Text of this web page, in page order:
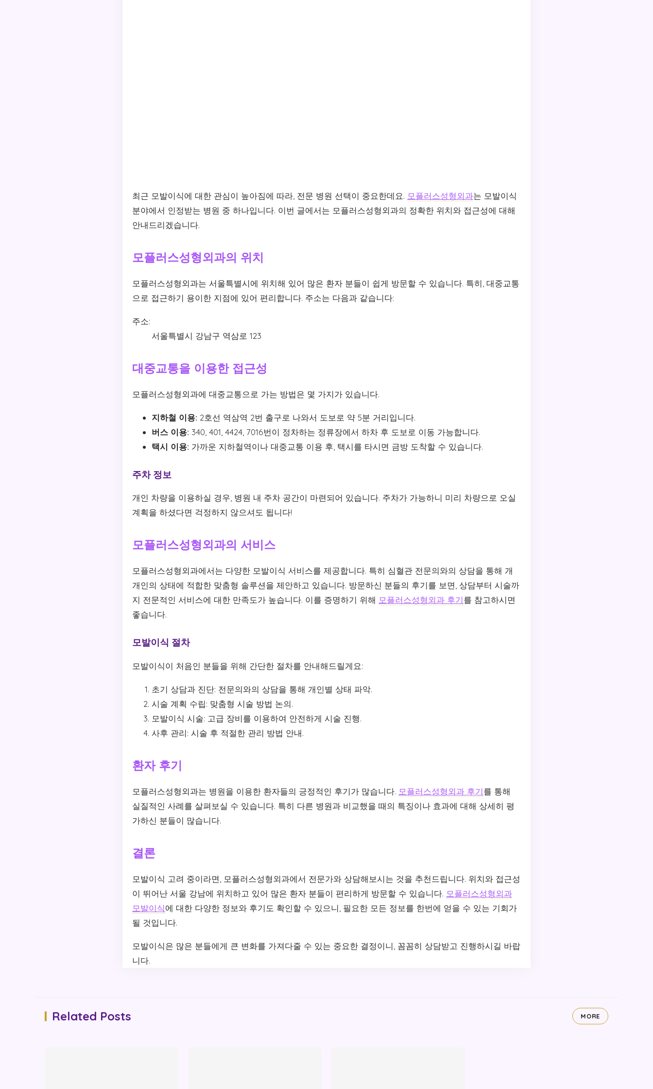
최근 모발이식에 대한 관심이 높아짐에 따라, 전문 병원 선택이 중요한데요. 모플러스성형외과는 모발이식
분야에서 인정받는 병원 중 하나입니다. 이번 글에서는 모플러스성형외과의 정확한 위치와 접근성에 대해
안내드리겠습니다.
모플러스성형외과의 위치
모플러스성형외과는 서울특별시에 위치해 있어 많은 환자 분들이 쉽게 방문할 수 있습니다. 특히, 대중교통
으로 접근하기 용이한 지점에 있어 편리합니다. 주소는 다음과 같습니다:
주소:
서울특별시 강남구 역삼로 123
대중교통을 이용한 접근성
모플러스성형외과에 대중교통으로 가는 방법은 몇 가지가 있습니다.
지하철 이용: 2호선 역삼역 2번 출구로 나와서 도보로 약 5분 거리입니다.
버스 이용: 340, 401, 4424, 7016번이 정차하는 정류장에서 하차 후 도보로 이동 가능합니다.
택시 이용: 가까운 지하철역이나 대중교통 이용 후, 택시를 타시면 금방 도착할 수 있습니다.
주차 정보
개인 차량을 이용하실 경우, 병원 내 주차 공간이 마련되어 있습니다. 주차가 가능하니 미리 차량으로 오실
계획을 하셨다면 걱정하지 않으셔도 됩니다!
모플러스성형외과의 서비스
모플러스성형외과에서는 다양한 모발이식 서비스를 제공합니다. 특히 심혈관 전문의와의 상담을 통해 개
개인의 상태에 적합한 맞춤형 솔루션을 제안하고 있습니다. 방문하신 분들의 후기를 보면, 상담부터 시술까
지 전문적인 서비스에 대한 만족도가 높습니다. 이를 증명하기 위해 모플러스성형외과 후기를 참고하시면
좋습니다.
모발이식 절차
모발이식이 처음인 분들을 위해 간단한 절차를 안내해드릴게요:
초기 상담과 진단: 전문의와의 상담을 통해 개인별 상태 파악.
시술 계획 수립: 맞춤형 시술 방법 논의.
모발이식 시술: 고급 장비를 이용하여 안전하게 시술 진행.
사후 관리: 시술 후 적절한 관리 방법 안내.
환자 후기
모플러스성형외과는 병원을 이용한 환자들의 긍정적인 후기가 많습니다. 모플러스성형외과 후기를 통해
실질적인 사례를 살펴보실 수 있습니다. 특히 다른 병원과 비교했을 때의 특징이나 효과에 대해 상세히 평
가하신 분들이 많습니다.
결론
모발이식 고려 중이라면, 모플러스성형외과에서 전문가와 상담해보시는 것을 추천드립니다. 위치와 접근성
이 뛰어난 서울 강남에 위치하고 있어 많은 환자 분들이 편리하게 방문할 수 있습니다. 모플러스성형외과
모발이식에 대한 다양한 정보와 후기도 확인할 수 있으니, 필요한 모든 정보를 한번에 얻을 수 있는 기회가
될 것입니다.
모발이식은 많은 분들에게 큰 변화를 가져다줄 수 있는 중요한 결정이니, 꼼꼼히 상담받고 진행하시길 바랍
니다.
Related Posts MORE